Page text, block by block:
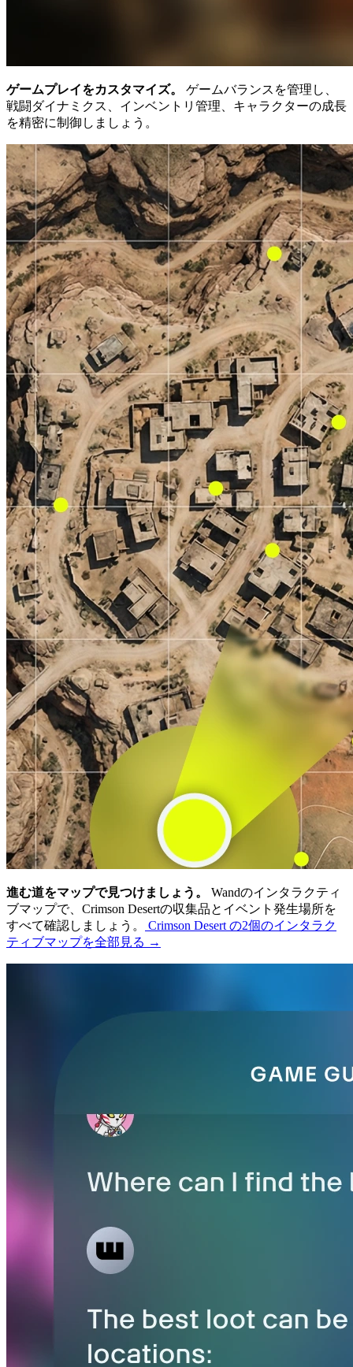
ゲームプレイをカスタマイズ。
ゲームバランスを管理し、
戦闘ダイナミクス、インベントリ管理、キャラクターの成長
を精密に制御しましょう。
進む道をマップで見つけましょう。
Wandのインタラクティ
ブマップで、Crimson Desertの収集品とイベント発生場所を
すべて確認しましょう。
Crimson Desert の2個のインタラク
ティブマップを全部見る →